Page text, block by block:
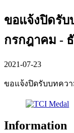
ขอแจ้งปิดรับ
กรกฎาคม -
2021-07-23
ขอแจ้งปิดรับบทคว
Information